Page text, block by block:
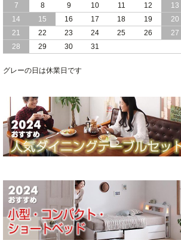
2024/02/23
畳 の 床面 で 敷き布団 で 寝られる 引き
出し 収納庫 付 大容量 チェスト ベッド
日本製
し 収納庫 付き チェスト ベッド 日本製
7
8 9 10 11 12
13
14
15 16 17 18 19
20
21
22 23 24 25 26
27
28
29 30 31
グレーの日は休業日です